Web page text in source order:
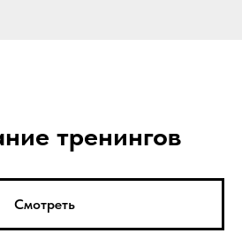
тренингов
Смотреть